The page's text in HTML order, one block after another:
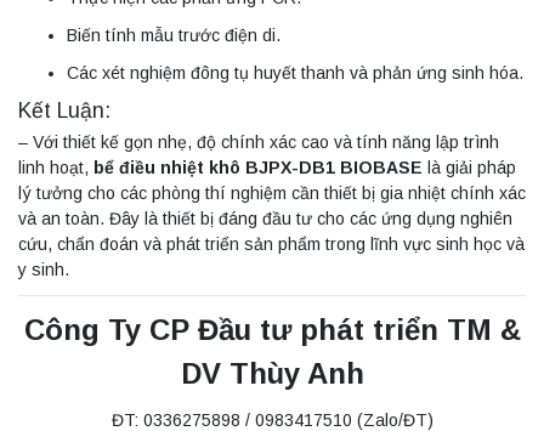
Biến tính mẫu trước điện di.
Các xét nghiệm đông tụ huyết thanh và phản ứng sinh hóa.
Kết Luận:
– Với thiết kế gọn nhẹ, độ chính xác cao và tính năng lập trình
linh hoạt, bể điều nhiệt khô BJPX-DB1 BIOBASE là giải pháp
lý tưởng cho các phòng thí nghiệm cần thiết bị gia nhiệt chính xác
và an toàn. Đây là thiết bị đáng đầu tư cho các ứng dụng nghiên
cứu, chẩn đoán và phát triển sản phẩm trong lĩnh vực sinh học và
y sinh.
Công Ty CP Đầu tư phát triển TM &
DV Thùy Anh
ĐT: 0336275898 / 0983417510 (Zalo/ĐT)